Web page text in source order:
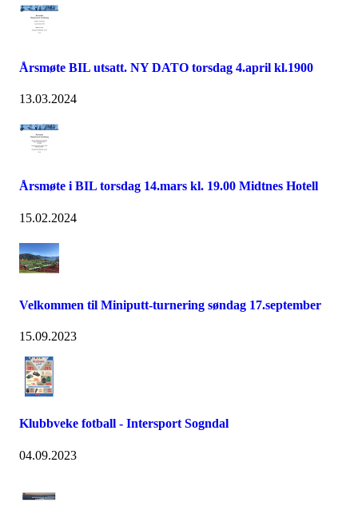
Årsmøte BIL utsatt. NY DATO torsdag 4.april kl.1900
13.03.2024
Årsmøte i BIL torsdag 14.mars kl. 19.00 Midtnes Hotell
15.02.2024
Velkommen til Miniputt-turnering søndag 17.september
15.09.2023
Klubbveke fotball - Intersport Sogndal
04.09.2023